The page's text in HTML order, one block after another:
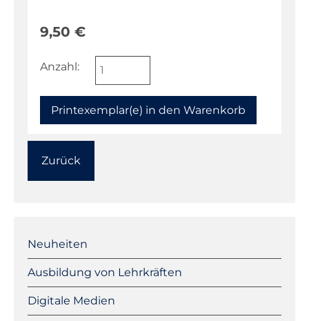
9,50 €
Anzahl:
Zurück
überspringen
Neuheiten
Ausbildung von Lehrkräften
Digitale Medien